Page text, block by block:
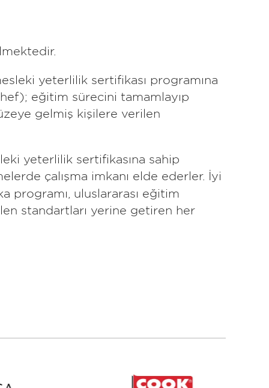
yeterlilik sertifikası programına
eğitim sürecini tamamlayıp
gelmiş kişilere verilen
yeterlilik sertifikasına sahip
çalışma imkanı elde ederler. İyi
uluslararası eğitim
standartları yerine getiren her